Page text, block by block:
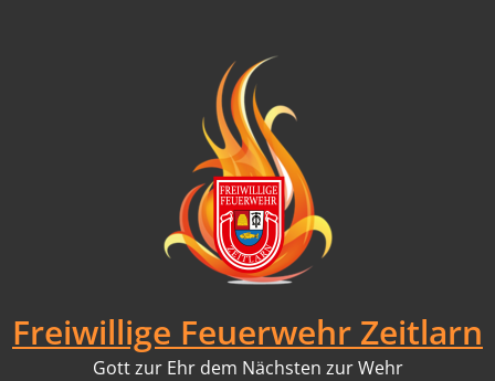
Freiwillige Feuerwehr Zeitlarn
Gott zur Ehr dem Nächsten zur Wehr